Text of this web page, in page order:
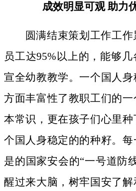
成效明显可观 助力
圆满结束策划工作工
员工达95%以上的，能够
宣全幼教教学。一个国人
方面丰富性了教职工们的
本常识，更在孩子们心里
个国人身稳定的的种籽。 每
是的国家安会的“一号道防
醒过来大脑，树牢国安了